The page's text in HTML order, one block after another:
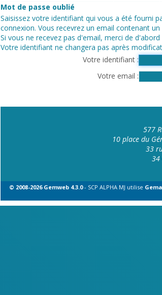
Mot de passe oublié
Saisissez votre identifiant qui vous a été fourni
connexion. Vous recevrez un email contenant
Si vous ne recevez pas d'email, merci de
Votre identifiant ne changera pas après
Votre identifiant
Votre email
577
10 place du
33
34
© 2008-2026 Gemweb 4.3.0- SCP ALPHA MJ utilise